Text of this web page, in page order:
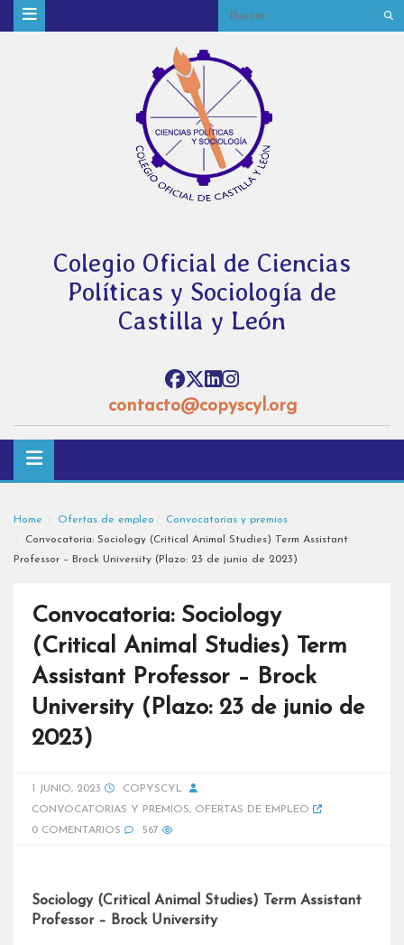
Colegio Oficial de Ciencias
Políticas y Sociología de
Castilla y León
contacto@copyscyl.org
Home Ofertas de empleo
Convocatorias y premios
Convocatoria: Sociology (Critical Animal Studies) Term Assistant
Professor – Brock University (Plazo: 23 de junio de 2023)
Convocatoria: Sociology
(Critical Animal Studies) Term
Assistant Professor – Brock
University (Plazo: 23 de junio de
2023)
1 JUNIO, 2023
COPYSCYL
CONVOCATORIAS Y PREMIOS, OFERTAS DE EMPLEO
0 COMENTARIOS
567
Sociology (Critical Animal Studies) Term Assistant
Professor – Brock University